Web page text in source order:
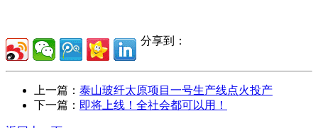
分享到：
上一篇： 泰山玻纤太原项目一号生产线点火投产
下一篇： 即将上线！全社会都可以用！